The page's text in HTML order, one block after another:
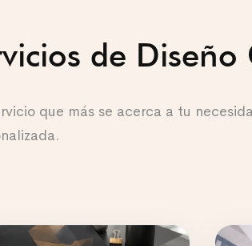
de Diseño
que más se acerca a tu